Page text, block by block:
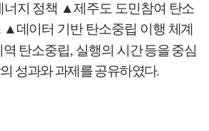
너지 정책 ▲제주도 도민참여 탄소
▲데이터 기반 탄소중립 이행 체계
역 탄소중립, 실행의 시간등을 중심
성과와 과제를 공유하였다.